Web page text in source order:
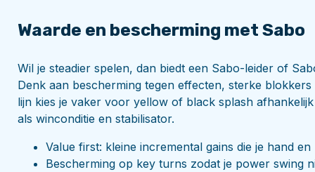
Waarde en bescherming met Sabo
Wil je steadier spelen, dan biedt een Sabo-leider of
Denk aan bescherming tegen effecten, sterke
lijn kies je vaker voor yellow of black splash
als winconditie en stabilisator.
Value first: kleine incremental gains die je hand
Bescherming op key turns zodat je power swing